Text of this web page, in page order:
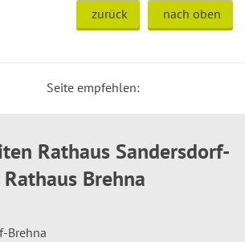
zurück nach oben
Seite empfehlen:
Rathaus Sandersdorf-
Brehna
Brehna